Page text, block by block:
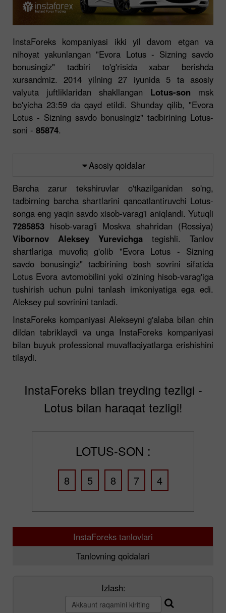
InstaForeks kompaniyasi ikki yil davom etgan va
nihoyat yakunlangan "Evora Lotus - Sizning savdo
bonusingiz" tadbiri to'g'risida xabar berishda
xursandmiz. 2014 yilning 27 iyunida 5 ta asosiy
valyuta juftliklaridan shakllangan Lotus-son msk
bo'yicha 23:59 da qayd etildi. Shunday qilib, "Evora
Lotus - Sizning savdo bonusingiz" tadbirining Lotus-
soni - 85874.
Asosiy qoidalar
Barcha zarur tekshiruvlar o'tkazilganidan so'ng,
tadbirning barcha shartlarini qanoatlantiruvchi Lotus-
songa eng yaqin savdo xisob-varag'i aniqlandi. Yutuqli
7285853 hisob-varag'i Moskva shahridan (Rossiya)
Vibornov Aleksey Yurevichga tegishli. Tanlov
shartlariga muvofiq g'olib "Evora Lotus - Sizning
savdo bonusingiz" tadbirining bosh sovrini sifatida
Lotus Evora avtomobilini yoki o'zining hisob-varag'iga
tushirish uchun pulni tanlash imkoniyatiga ega edi.
Aleksey pul sovrinini tanladi.
InstaForeks kompaniyasi Alekseyni g'alaba bilan chin
dildan tabriklaydi va unga InstaForeks kompaniyasi
bilan buyuk professional muvaffaqiyatlarga erishishini
tilaydi.
InstaForeks bilan treyding tezligi -
Lotus bilan haraqat tezligi!
LOTUS-SON :
8 5 8 7 4
InstaForeks tanlovlari
Tanlovning qoidalari
Izlash: